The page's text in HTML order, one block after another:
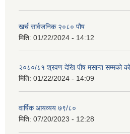
खर्च सार्वजनिक २०८० पौष
मिति: 01/22/2024 - 14:12
२०८०/८१ श्रवण देखि पौष मसान्त सम्मको
मिति: 01/22/2024 - 14:09
वार्षिक आयव्यय ७९/८०
मिति: 07/20/2023 - 12:28